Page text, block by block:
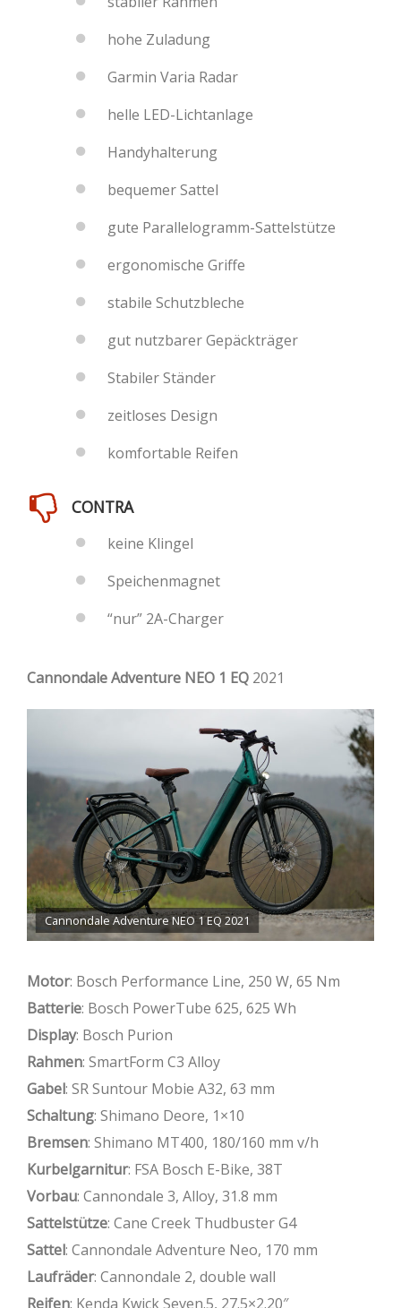
hohe Zuladung
Garmin Varia Radar
helle LED-Lichtanlage
Handyhalterung
bequemer Sattel
gute Parallelogramm-Sattelstütze
ergonomische Griffe
stabile Schutzbleche
gut nutzbarer Gepäckträger
Stabiler Ständer
zeitloses Design
komfortable Reifen
CONTRA
keine Klingel
Speichenmagnet
“nur” 2A-Charger
Cannondale Adventure NEO 1 EQ 2021
Cannondale Adventure NEO 1 EQ 2021
Motor: Bosch Performance Line, 250 W, 65 Nm
Batterie: Bosch PowerTube 625, 625 Wh
Display: Bosch Purion
Rahmen: SmartForm C3 Alloy
Gabel: SR Suntour Mobie A32, 63 mm
Schaltung: Shimano Deore, 1×10
Bremsen: Shimano MT400, 180/160 mm v/h
Kurbelgarnitur: FSA Bosch E-Bike, 38T
Vorbau: Cannondale 3, Alloy, 31.8 mm
Sattelstütze: Cane Creek Thudbuster G4
Sattel: Cannondale Adventure Neo, 170 mm
Laufräder: Cannondale 2, double wall
Reifen: Kenda Kwick Seven.5, 27.5×2.20″